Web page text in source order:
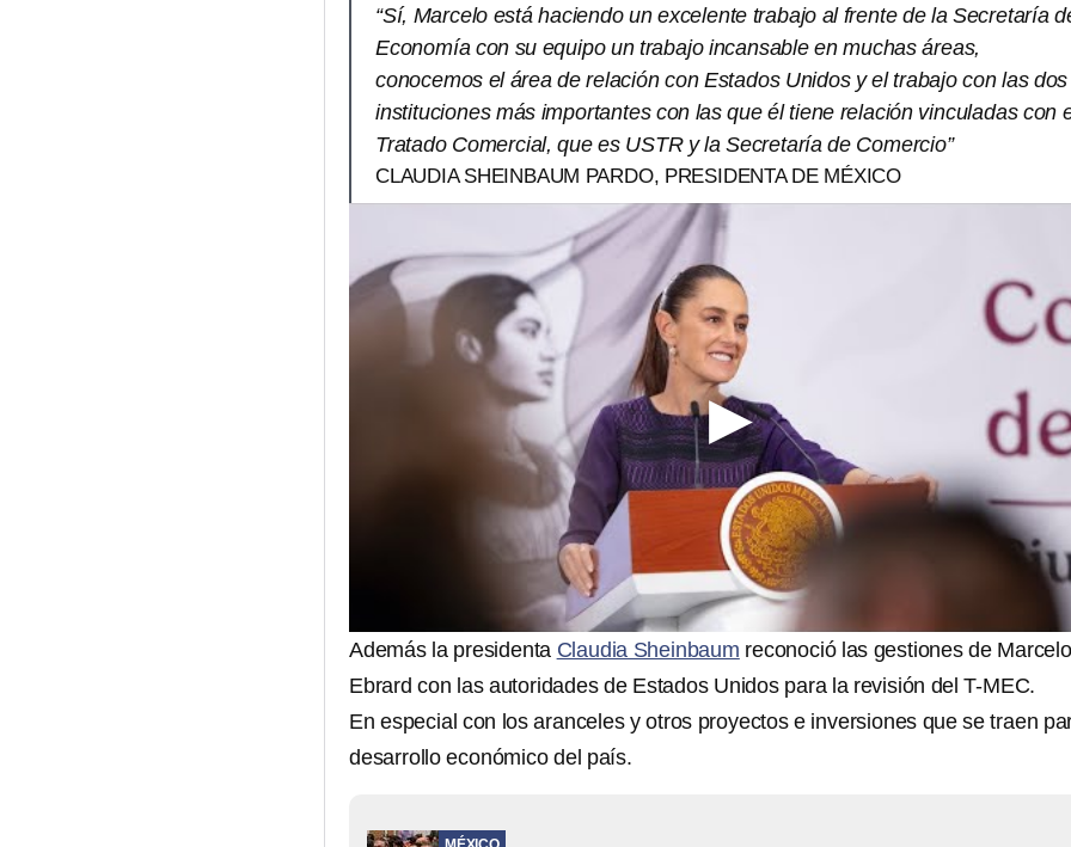
“Sí, Marcelo está haciendo un excelente trabajo al frente de la Secretaría
Economía con su equipo un trabajo incansable en muchas áreas,
conocemos el área de relación con Estados Unidos y el trabajo con las dos
instituciones más importantes con las que él tiene relación vinculadas con
Tratado Comercial, que es USTR y la Secretaría de Comercio”
CLAUDIA SHEINBAUM PARDO, PRESIDENTA DE MÉXICO
Además la presidenta Claudia Sheinbaum reconoció las gestiones de Marcelo
Ebrard con las autoridades de Estados Unidos para la revisión del T-MEC.
En especial con los aranceles y otros proyectos e inversiones que se traen
desarrollo económico del país.